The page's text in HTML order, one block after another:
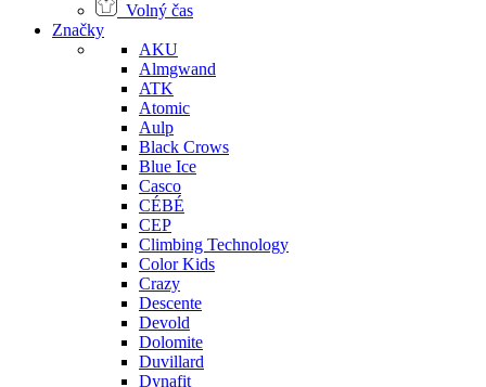
Volný čas
Značky
AKU
Almgwand
ATK
Atomic
Aulp
Black Crows
Blue Ice
Casco
CÉBÉ
CEP
Climbing Technology
Color Kids
Crazy
Descente
Devold
Dolomite
Duvillard
Dynafit